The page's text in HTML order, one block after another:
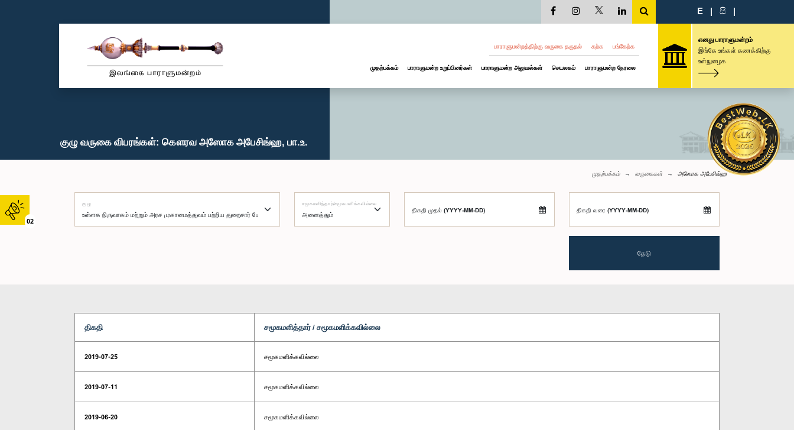
02
E | සි |
பாராளுமன்றத்திற்கு வருகை தருதல் கற்க பங்கேற்க
முதற்பக்கம் பாராளுமன்ற உறுப்பினர்கள் பாராளுமன்ற அலுவல்கள் செயலகம் பாராளுமன்ற நேரலை
எனது பாராளுமன்றம்
இங்கே உங்கள் கணக்கிற்கு
உள்நுழைக
குழு வருகை விபரங்கள்: கௌரவ அஸோக அபேசிங்ஹ, பா.உ.
முதற்பக்கம் வருகைகள் அஸோக அபேசிங்ஹ
குழு சமூகமளித்தார்/சமூகமளிக்கவில்லை
திகதி முதல் (YYYY-MM-DD) திகதி வரை (YYYY-MM-DD)
தேடு
திகதி சமூகமளித்தார் / சமூகமளிக்கவில்லை
2019-07-25 சமூகமளிக்கவில்லை
2019-07-11 சமூகமளிக்கவில்லை
2019-06-20 சமூகமளிக்கவில்லை